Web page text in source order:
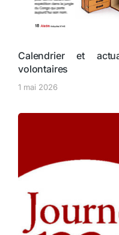
Calendrier et
volontaires
1 mai 2026